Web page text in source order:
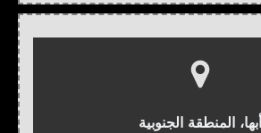
أبها، المنطقة الجنوبية